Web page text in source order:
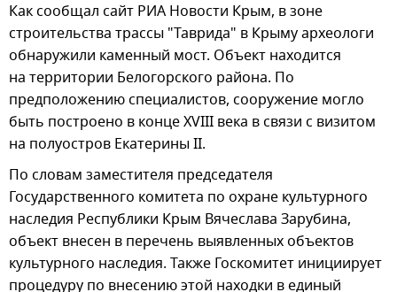
Как сообщал сайт РИА Новости Крым, в зоне
строительства трассы "Таврида" в Крыму археологи
обнаружили каменный мост. Объект находится
на территории Белогорского района. По
предположению специалистов, сооружение могло
быть построено в конце XVIII века в связи с визитом
на полуостров Екатерины II.
По словам заместителя председателя
Государственного комитета по охране культурного
наследия Республики Крым Вячеслава Зарубина,
объект внесен в перечень выявленных объектов
культурного наследия. Также Госкомитет инициирует
процедуру по внесению этой находки в единый